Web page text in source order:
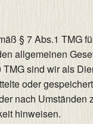
§ 7 Abs.1 TMG
allgemeinen
sind wir als
oder
nach Umständen
hinweisen.